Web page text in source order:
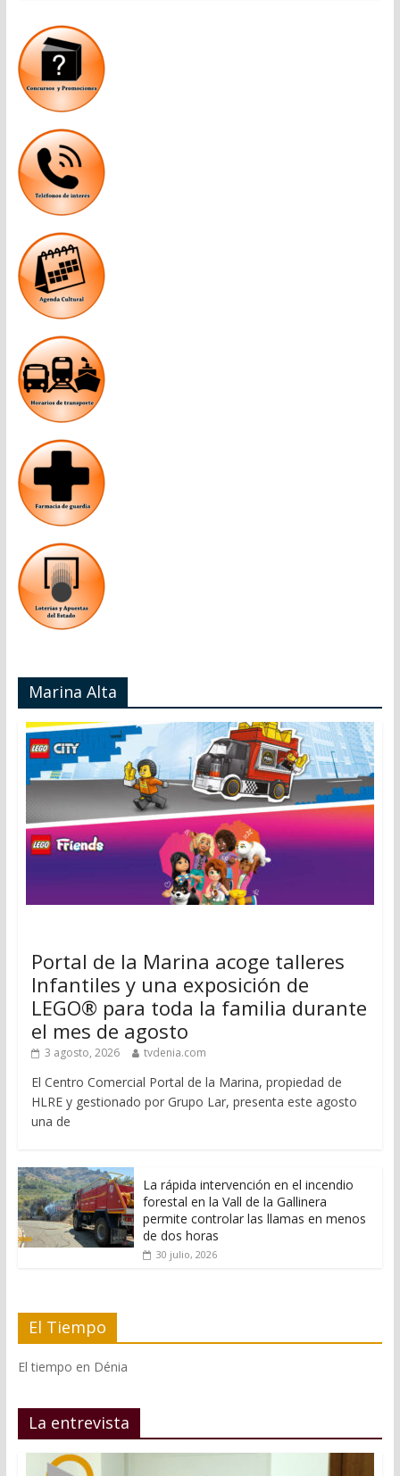
Marina Alta
Portal de la Marina acoge talleres
Infantiles y una exposición de
LEGO® para toda la familia durante
el mes de agosto
3 agosto, 2026 tvdenia.com
El Centro Comercial Portal de la Marina, propiedad de
HLRE y gestionado por Grupo Lar, presenta este agosto
una de
La rápida intervención en el incendio
forestal en la Vall de la Gallinera
permite controlar las llamas en menos
de dos horas
30 julio, 2026
El Tiempo
El tiempo en Dénia
La entrevista